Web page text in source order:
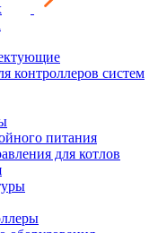
контроллеров систем
питания
для котлов